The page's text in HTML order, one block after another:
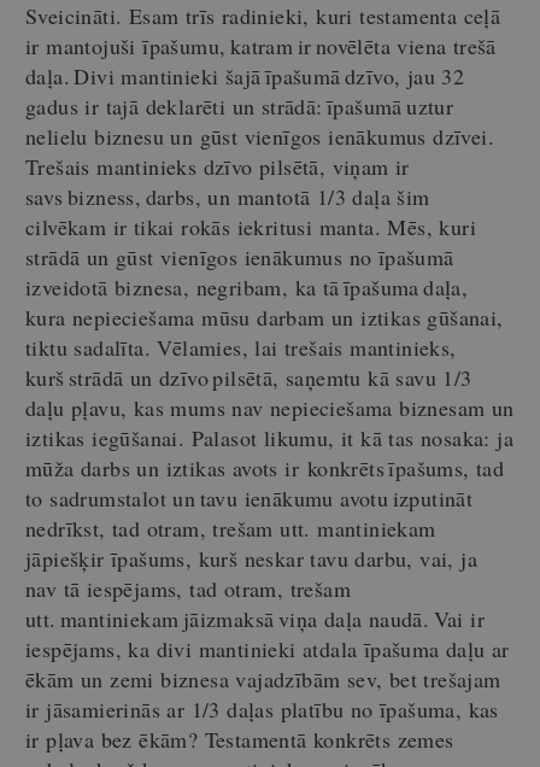
Sveicināti. Esam trīs radinieki, kuri testamenta ceļā
ir mantojuši īpašumu, katram ir novēlēta viena trešā
daļa. Divi mantinieki šajā īpašumā dzīvo, jau 32
gadus ir tajā deklarēti un strādā:īpašumā uztur
nelielu biznesu un gūst vienīgos ienākumus dzīvei.
Trešais mantinieks dzīvo pilsētā, viņam ir
savs bizness, darbs, un mantotā 1/3 daļa šim
cilvēkam ir tikai rokās iekritusi manta. Mēs, kuri
strādā un gūst vienīgos ienākumus no īpašumā
izveidotā biznesa, negribam, ka tā īpašuma daļa,
kura nepieciešama mūsu darbam un iztikas gūšanai,
tiktu sadalīta. Vēlamies, lai trešais mantinieks,
kurš strādā un dzīvo pilsētā, saņemtu kā savu 1/3
daļu pļavu, kas mums nav nepieciešama biznesam un
iztikas iegūšanai. Palasot likumu, it kā tas nosaka: ja
mūža darbs un iztikas avots ir konkrēts īpašums, tad
to sadrumstalot un tavu ienākumu avotu izputināt
nedrīkst, tad otram,trešam utt. mantiniekam
jāpiešķir īpašums, kurš neskar tavu darbu, vai, ja
nav tā iespējams, tad otram, trešam
utt. mantiniekam jāizmaksā viņa daļa naudā. Vai ir
iespējams,ka divi mantinieki atdala īpašuma daļu ar
ēkām un zemi biznesa vajadzībām sev, bet trešajam
ir jāsamierinās ar 1/3 daļas platību no īpašuma, kas
ir pļava bez ēkām? Testamentā konkrēts zemes